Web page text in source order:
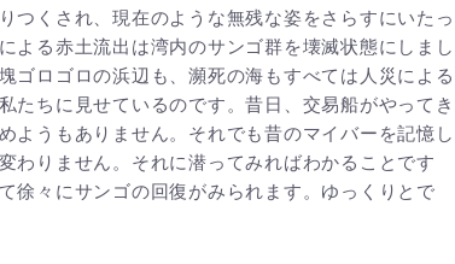
つくされ、現在のような無残な姿をさらすにいたっ
よる赤土流出は湾内のサンゴ群を壊滅状態にしまし
ゴロゴロの浜辺も、瀕死の海もすべては人災による
たちに見せているのです。昔日、交易船がやってき
ようもありません。それでも昔のマイバーを記憶し
わりません。それに潜ってみればわかることです
徐々にサンゴの回復がみられます。ゆっくりとで